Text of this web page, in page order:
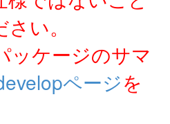
い。
ッケージのサマ
ページを